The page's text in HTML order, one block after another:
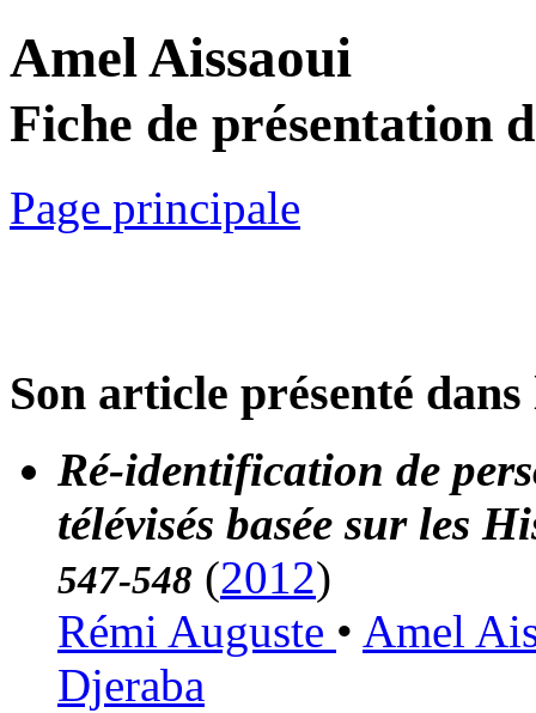
Amel Aissaoui
Fiche de présentation
Page principale
Son article présenté
Ré-identification de
télévisés basée sur les
547-548 (2012)
Rémi Auguste • Amel
Djeraba